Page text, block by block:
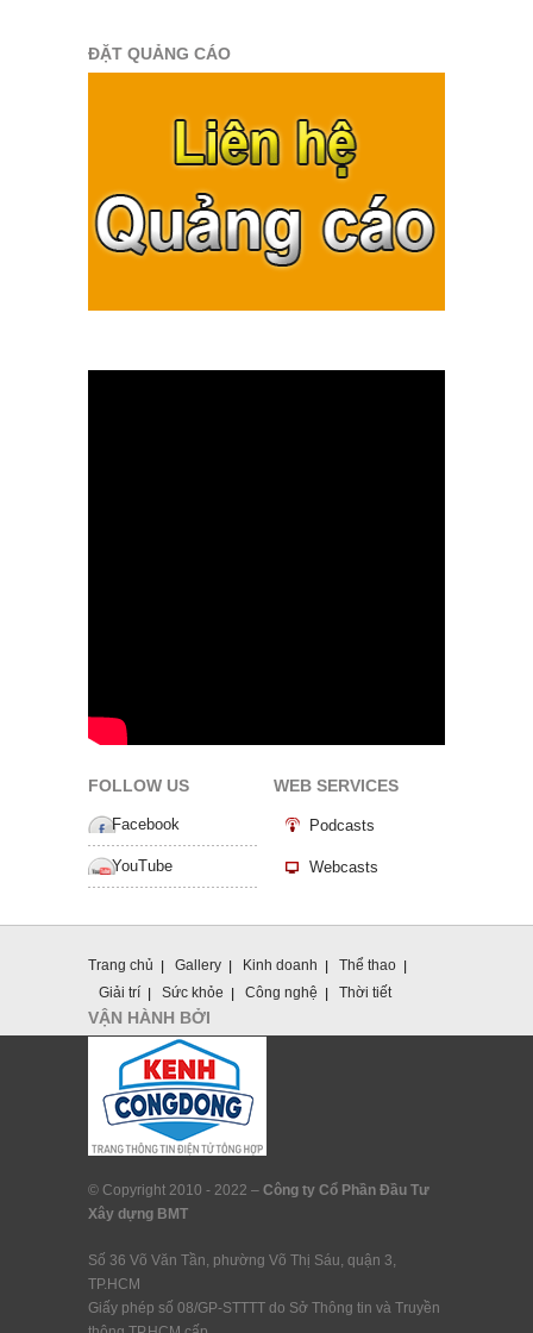
ĐẶT QUẢNG CÁO
FOLLOW US
Facebook
YouTube
WEB SERVICES
Podcasts
Webcasts
Trang chủ Gallery Kinh doanh
Thể thao
Giải trí
Sức khỏe Công nghệ Thời tiết
VẬN HÀNH BỞI
© Copyright 2010 - 2022 – Công ty Cổ Phần Đầu Tư
Xây dựng BMT
Số 36 Võ Văn Tần, phường Võ Thị Sáu, quận 3,
TP.HCM
Giấy phép số 08/GP-STTTT do Sở Thông tin và Truyền